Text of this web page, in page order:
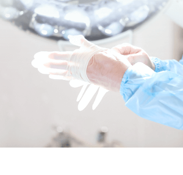
若返り治療
プラズマシャワー
水光注射
キューブライト
刺青除去
刺青（タトゥー）除去